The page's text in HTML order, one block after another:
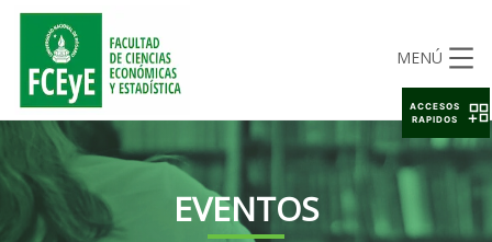
MENÚ
EVENTOS
ACCESOS
RAPIDOS